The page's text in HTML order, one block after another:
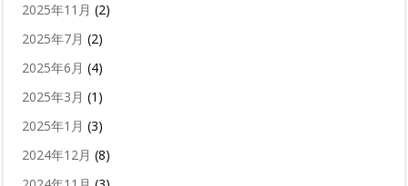
2025年11月 (2)
2025年7月 (2)
2025年6月 (4)
2025年3月 (1)
2025年1月 (3)
2024年12月 (8)